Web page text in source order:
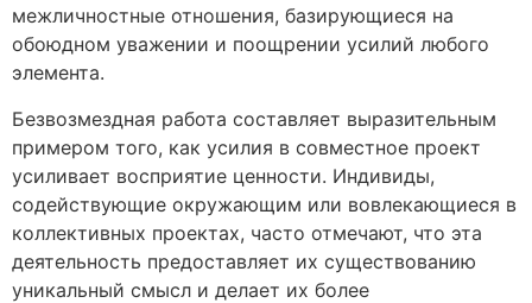
межличностные отношения, базирующиеся на
обоюдном уважении и поощрении усилий любого
элемента.
Безвозмездная работа составляет выразительным
примером того, как усилия в совместное проект
усиливает восприятие ценности. Индивиды,
содействующие окружающим или вовлекающиеся в
коллективных проектах, часто отмечают, что эта
деятельность предоставляет их существованию
уникальный смысл и делает их более